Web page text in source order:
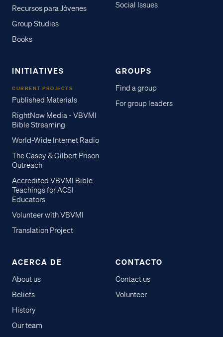
Recursos para Jóvenes
Group Studies
Books
Social Issues
INITIATIVES
CURRENT PROJECTS
Published Materials
RightNow Media - VBVMI
Bible Streaming
World-Wide Internet Radio
The Casey & Gilbert Prison
Outreach
Accredited VBVMI Bible
Teachings for ACSI
Educators
Volunteer with VBVMI
Translation Project
GROUPS
Find a group
For group leaders
ACERCA DE
About us
Beliefs
History
Our team
CONTACTO
Contact us
Volunteer